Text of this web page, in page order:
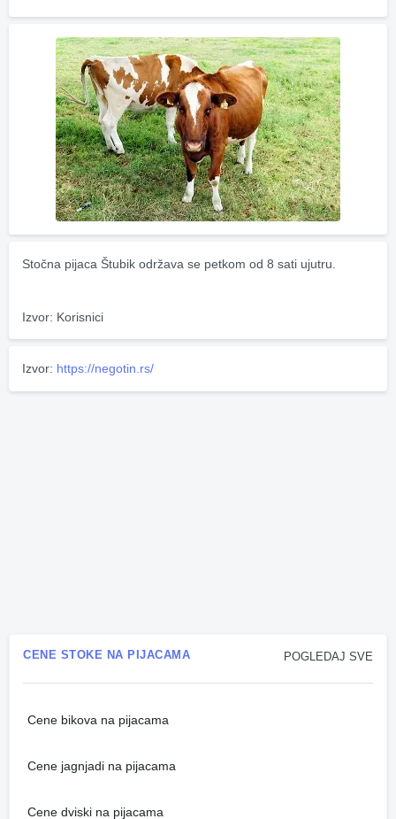
Stočna pijaca Štubik održava se petkom od 8 sati ujutru.
Izvor: Korisnici
Izvor: https://negotin.rs/
POGLEDAJ SVE
CENE STOKE NA PIJACAMA
Cene bikova na pijacama
Cene jagnjadi na pijacama
Cene dviski na pijacama